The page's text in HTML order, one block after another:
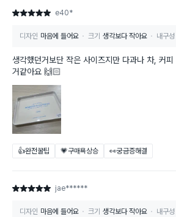
별점 5점 e40*
디자인 마음에 들어요 크기 생각보다 작아요 내구성
생각했던거보단 작은 사이즈지만 다과나 차, 커
거같아요 🙌🏻
👍완전꿀팁 💗구매욕상승 👀궁금증해결
별점 5점 jae******
디자인 마음에 들어요 크기 생각보다 작아요 내구성